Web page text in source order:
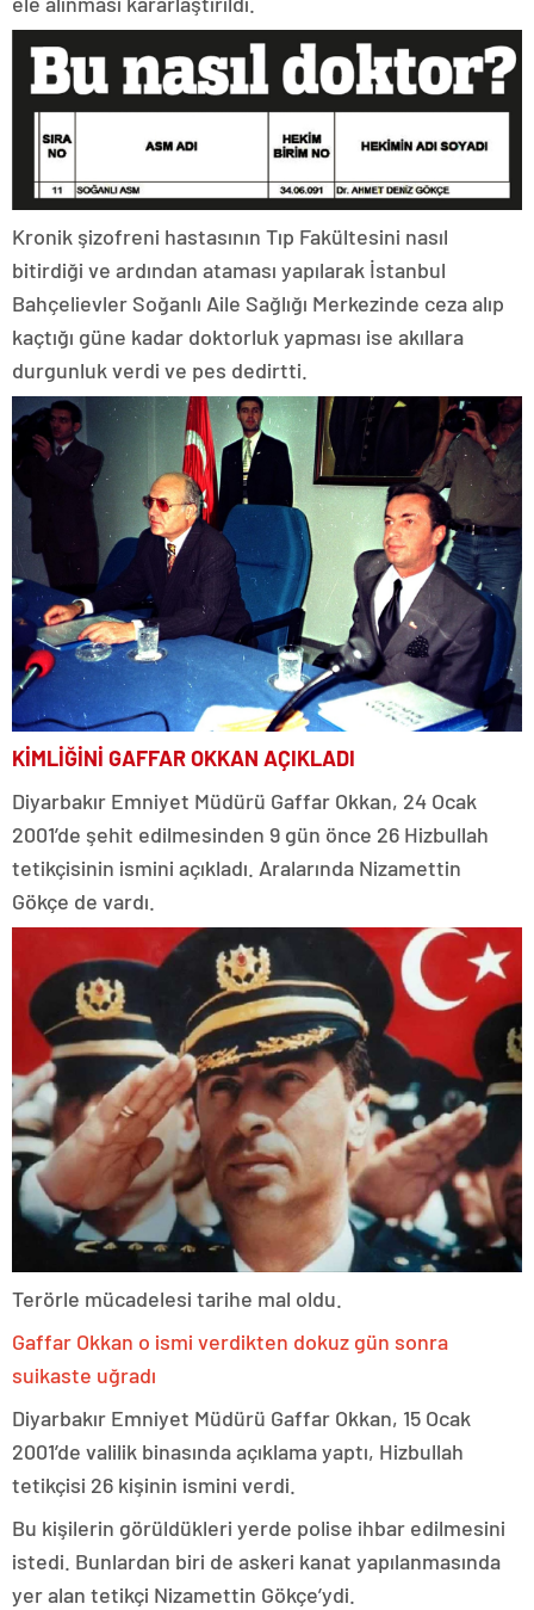
Kronik şizofreni hastasının Tıp Fakültesini nasıl
bitirdiği ve ardından ataması yapılarak İstanbul
Bahçelievler Soğanlı Aile Sağlığı Merkezinde ceza alıp
kaçtığı güne kadar doktorluk yapması ise akıllara
durgunluk verdi ve pes dedirtti.
KİMLİĞİNİ GAFFAR OKKAN AÇIKLADI
Diyarbakır Emniyet Müdürü Gaffar Okkan, 24 Ocak
2001’de şehit edilmesinden 9 gün önce 26 Hizbullah
tetikçisinin ismini açıkladı. Aralarında Nizamettin
Gökçe de vardı.
Terörle mücadelesi tarihe mal oldu.
Gaffar Okkan o ismi verdikten dokuz gün sonra
suikaste uğradı
Diyarbakır Emniyet Müdürü Gaffar Okkan, 15 Ocak
2001’de valilik binasında açıklama yaptı, Hizbullah
tetikçisi 26 kişinin ismini verdi.
Bu kişilerin görüldükleri yerde polise ihbar edilmesini
istedi. Bunlardan biri de askeri kanat yapılanmasında
yer alan tetikçi Nizamettin Gökçe’ydi.